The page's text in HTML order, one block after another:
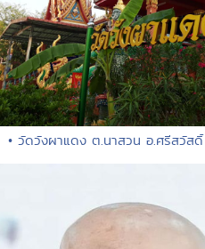
• วัดวังผาแดง ต.นาสวน อ.ศรีสวัส